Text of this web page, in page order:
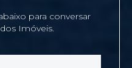
para conversar
Imóveis.